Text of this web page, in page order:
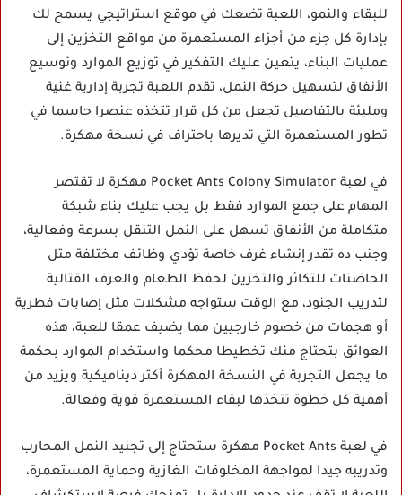
للبقاء والنمو، اللعبة تضعك في موقع استراتيجي يسمح لك
بإدارة كل جزء من أجزاء المستعمرة من مواقع التخزين إلى
عمليات البناء، يتعين عليك التفكير في توزيع الموارد وتوسيع
الأنفاق لتسهيل حركة النمل، تقدم اللعبة تجربة إدارية غنية
ومليئة بالتفاصيل تجعل من كل قرار تتخذه عنصرا حاسما في
تطور المستعمرة التي تديرها باحتراف في نسخة مهكرة.
في لعبة Pocket Ants Colony Simulator مهكرة لا تقتصر
المهام على جمع الموارد فقط بل يجب عليك بناء شبكة
متكاملة من الأنفاق تسهل على النمل التنقل بسرعة وفعالية،
وجنب ده تقدر إنشاء غرف خاصة تؤدي وظائف مختلفة مثل
الحاضنات للتكاثر والتخزين لحفظ الطعام والغرف القتالية
لتدريب الجنود، مع الوقت ستواجه مشكلات مثل إصابات فطرية
أو هجمات من خصوم خارجيين مما يضيف عمقا للعبة، هذه
العوائق بتحتاج منك تخطيطا محكما واستخدام الموارد بحكمة
ما يجعل التجربة في النسخة المهكرة أكثر ديناميكية ويزيد من
أهمية كل خطوة تتخذها لبقاء المستعمرة قوية وفعالة.
في لعبة Pocket Ants مهكرة ستحتاج إلى تجنيد النمل المحارب
وتدريبه جيدا لمواجهة المخلوقات الغازية وحماية المستعمرة،